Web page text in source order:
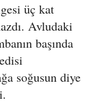
üç kat
Avludaki
başında
soğusun diye